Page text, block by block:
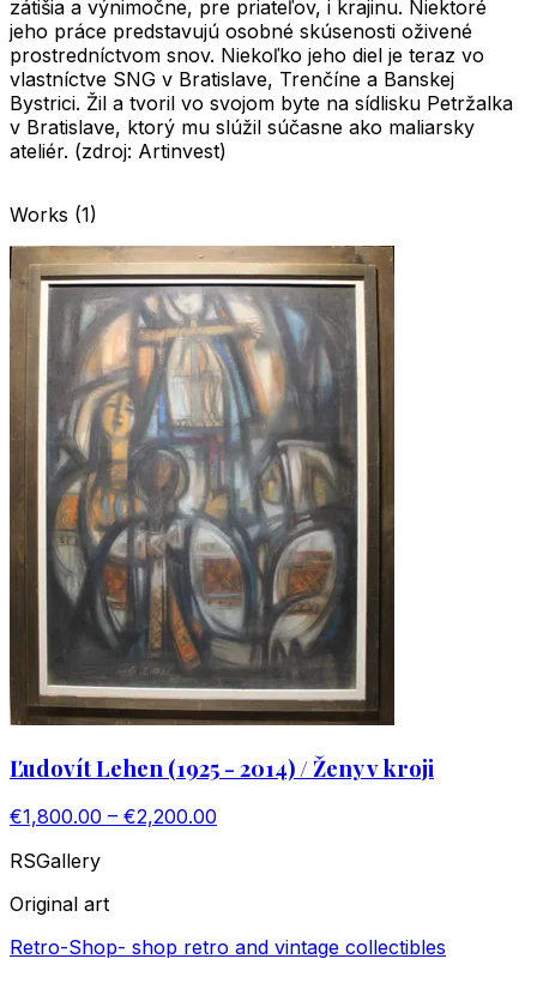
zátišia a výnimočne, pre priateľov, i krajinu. Niektoré
jeho práce predstavujú osobné skúsenosti oživené
prostredníctvom snov. Niekoľko jeho diel je teraz vo
vlastníctve SNG v Bratislave, Trenčíne a Banskej
Bystrici. Žil a tvoril vo svojom byte na sídlisku Petržalka
v Bratislave, ktorý mu slúžil súčasne ako maliarsky
ateliér. (zdroj: Artinvest)
Works (1)
Ľudovít Lehen (1925 - 2014) / Ženy v kroji
€1,800.00 – €2,200.00
RSGallery
Original art
Retro-Shop- shop retro and vintage collectibles